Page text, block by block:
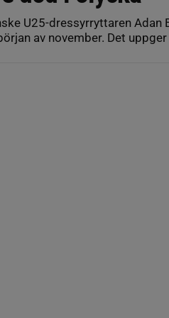
U25-dressyrryttaren Adan
av november. Det